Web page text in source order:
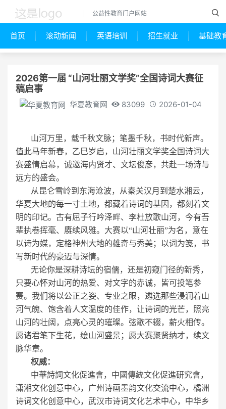
公益性教育门户网站
首页 滚动新闻 英语培训 招生就业 基础教
2026第一届 “山河壮丽文学奖”全国诗词大赛征
稿启事
华夏教育网 83099 2026-01-04
山河万里，载千秋文脉；笔墨千秋，书时代新声。
值此马年新春，乙巳岁启，山河壮丽文学奖全国诗词大
赛盛情启幕，诚邀海内贤才、文坛俊彦，共赴一场诗与
远方的盛会。
从昆仑雪岭到东海沧波，从秦关汉月到楚水湘云，
华夏大地的每一寸土地，都藏着诗词的基因，都刻着文
明的印记。古有屈子行吟泽畔、李杜放歌山河，今有吾
辈执卷挥毫、赓续风雅。大赛以“山河壮丽”为名，意在
以诗为媒，定格神州大地的雄奇与秀美；以词为笺，书
写新时代的豪迈与深情。
无论你是深耕诗坛的宿儒，还是初窥门径的新秀，
只要心怀对山河的热爱、对文字的赤诚，皆可投笔参
赛。我们将以公正之姿、专业之眼，遴选那些浸润着山
河气魄、饱含着人文温度的佳作，让诗词的光芒，照亮
山河的壮阔，点亮心灵的璀璨。弦歌不辍，薪火相传。
愿诸君笔下生花，绘山河盛景；愿大赛聚贤纳才，续文
脉华章。
权威：
中華詩詞文化促進會，中國傳統文化促進研究會，
潇湘文化创意中心，广州诗画墨韵文化交流中心，橘洲
诗词文化创意中心，武汉市诗词文化艺术中心，中华乡